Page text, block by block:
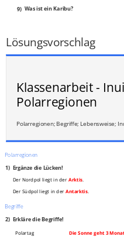
9) Was ist ein Karibu?
Lösungsvorschlag
Klassenarbeit -
Polarregionen
Polarregionen; Begriffe; Lebensweise;
Polarregionen
1) Ergänze die Lücken!
Der Nordpol liegt in der Arktis.
Der Südpol liegt in derAntarktis.
Begriffe
2) Erkläre die Begriffe!
Polartag Die Sonne geht 3